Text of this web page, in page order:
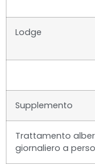
Lodge
Supplemento
Trattamento
giornaliero a